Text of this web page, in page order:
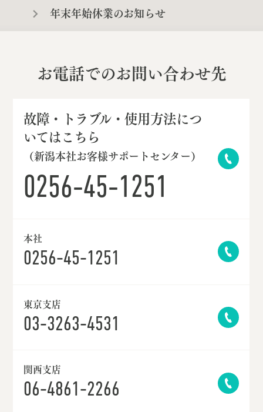
年末年始休業のお知らせ
お電話でのお問い合わせ先
故障・トラブル・使用方法につ
いてはこちら
（新潟本社お客様サポートセンター）
0256-45-1251
本社
0256-45-1251
東京支店
03-3263-4531
関西支店
06-4861-2266